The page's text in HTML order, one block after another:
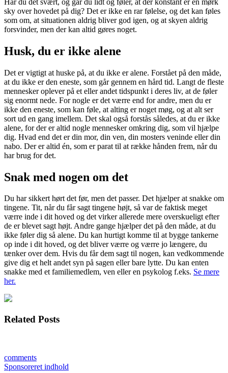
sky over hovedet på dig? Det er ikke en rar følelse, og det kan føles
som om, at situationen aldrig bliver god igen, og at skyen aldrig
forsvinder, men der kan altid gøres noget.
Husk, du er ikke alene
Det er vigtigt at huske på, at du ikke er alene. Forstået på den måde,
at du ikke er den eneste, som går gennem en hård tid. Langt de fleste
mennesker oplever på et eller andet tidspunkt i deres liv, at de føler
sig enormt nede. For nogle er det værre end for andre, men du er
ikke den eneste, som kan føle, at alting er noget møg, og at alt ser
sort ud en gang imellem. Det skal også forstås således, at du er ikke
alene, for der er altid nogle mennesker omkring dig, som vil hjælpe
dig. Hvad end det er din mor, din ven, din mosters veninde eller din
nabo. Der er altid én, som er parat til at række hånden frem, når du
har brug for det.
Snak med nogen om det
Du har sikkert hørt det før, men det passer. Det hjælper at snakke om
tingene. Tit, når du får sagt tingene højt, så var de faktisk meget
værre inde i dit hoved og det virker allerede mere overskueligt efter
de er blevet sagt højt. Andre gange hjælper det på den måde, at du
ikke føler dig så alene. Du kan hurtigt komme til at bygge tankerne
op inde i dit hoved, og det bliver værre og værre jo længere, du
tænker over dem. Hvis du får dem sagt til nogen, kan vedkommende
give dig et helt andet syn på sagen eller bare lytte. Du kan enten
snakke med et familiemedlem, ven eller en psykolog f.eks. Se mere
her.
Related Posts
comments
Sponsoreret indhold